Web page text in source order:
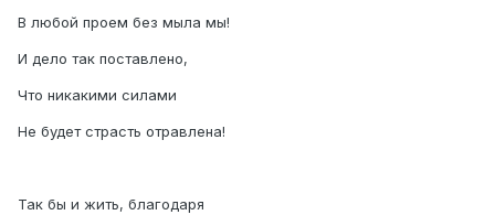
В любой проем без мыла мы!
И дело так поставлено,
Что никакими силами
Не будет страсть отравлена!
Так бы и жить, благодаря